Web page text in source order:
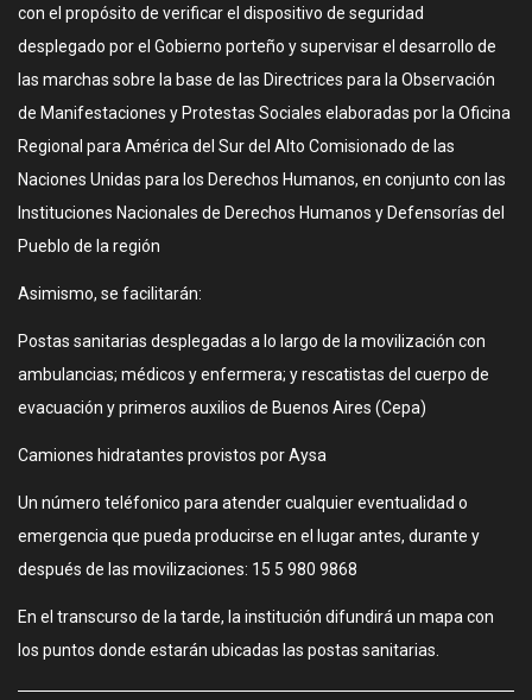
con el propósito de verificar el dispositivo de seguridad
desplegado por el Gobierno porteño y supervisar el desarrollo de
las marchas sobre la base de las Directrices para la Observación
de Manifestaciones y Protestas Sociales elaboradas por la Oficina
Regional para América del Sur del Alto Comisionado de las
Naciones Unidas para los Derechos Humanos, en conjunto con las
Instituciones Nacionales de Derechos Humanos y Defensorías del
Pueblo de la región
Asimismo, se facilitarán:
Postas sanitarias desplegadas a lo largo de la movilización con
ambulancias; médicos y enfermera; y rescatistas del cuerpo de
evacuación y primeros auxilios de Buenos Aires (Cepa)
Camiones hidratantes provistos por Aysa
Un número teléfonico para atender cualquier eventualidad o
emergencia que pueda producirse en el lugar antes, durante y
después de las movilizaciones: 15 5 980 9868
En el transcurso de la tarde, la institución difundirá un mapa con
los puntos donde estarán ubicadas las postas sanitarias.